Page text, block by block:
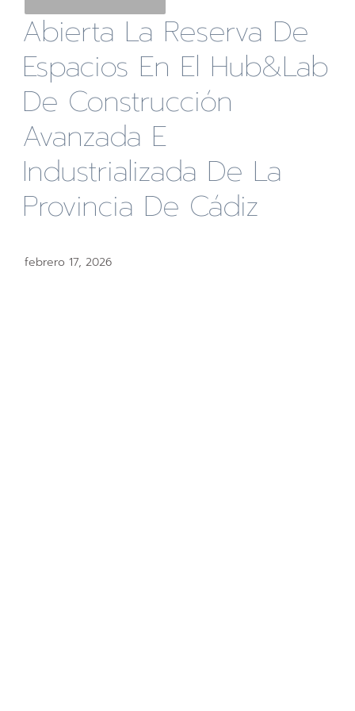
Abierta La Reserva De
Espacios En El Hub&Lab
De Construcción
Avanzada E
Industrializada De La
Provincia De Cádiz
febrero 17, 2026